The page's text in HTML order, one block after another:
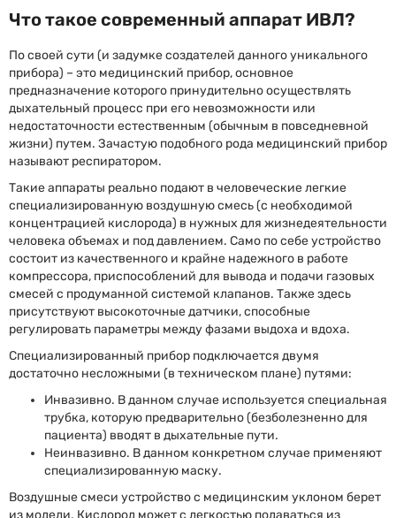
Что такое современный аппарат ИВЛ?
По своей сути (и задумке создателей данного уникального
прибора) – это медицинский прибор, основное
предназначение которого принудительно осуществлять
дыхательный процесс при его невозможности или
недостаточности естественным (обычным в повседневной
жизни) путем. Зачастую подобного рода медицинский прибор
называют респиратором.
Такие аппараты реально подают в человеческие легкие
специализированную воздушную смесь (с необходимой
концентрацией кислорода) в нужных для жизнедеятельности
человека объемах и под давлением. Само по себе устройство
состоит из качественного и крайне надежного в работе
компрессора, приспособлений для вывода и подачи газовых
смесей с продуманной системой клапанов. Также здесь
присутствуют высокоточные датчики, способные
регулировать параметры между фазами выдоха и вдоха.
Специализированный прибор подключается двумя
достаточно несложными (в техническом плане) путями:
Инвазивно. В данном случае используется специальная
трубка, которую предварительно (безболезненно для
пациента) вводят в дыхательные пути.
Неинвазивно. В данном конкретном случае применяют
специализированную маску.
Воздушные смеси устройство с медицинским уклоном берет
из модели. Кислород может с легкостью подаваться из